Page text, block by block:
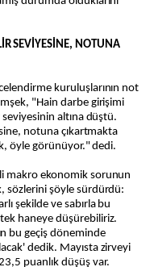
SEVİYESİNE, NOTUNA
kuruluşlarının not
"Hain darbe girişimi
altına düştü.
notuna çıkartmakta
öyle görünüyor." dedi.
makro ekonomik sorunun
sözlerini şöyle sürdürdü:
şekilde ve sabırla bu
haneye düşürebiliriz.
bu geçiş döneminde
dedik. Mayısta zirveyi
puanlık düşüş var.